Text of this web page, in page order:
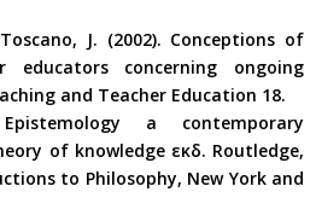
J. (2002). Conceptions of
educators concerning ongoing
and Teacher Education 18.
a contemporary
of knowledge εκδ. Routledge,
to Philosophy, New York and